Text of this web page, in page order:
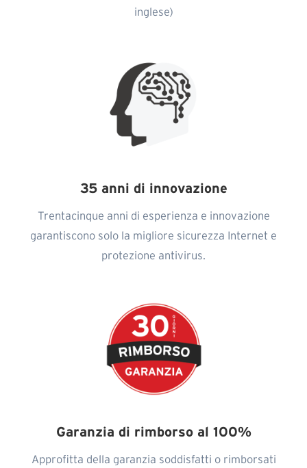
inglese)
35 anni di innovazione
Trentacinque anni di esperienza e innovazione
garantiscono solo la migliore sicurezza Internet e
protezione antivirus.
Garanzia di rimborso al 100%
Approfitta della garanzia soddisfatti o rimborsati